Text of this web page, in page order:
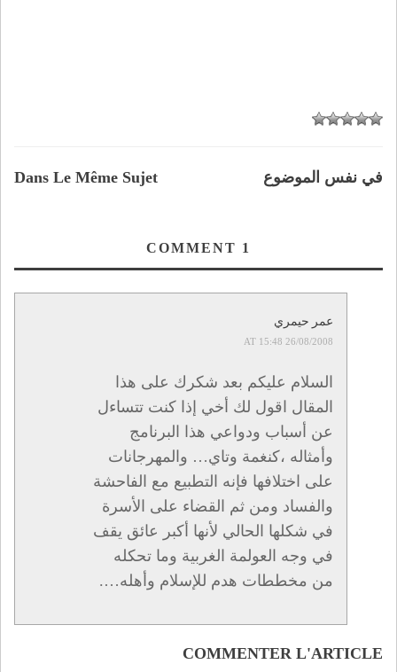
Dans Le Même Sujet في نفس الموضوع
1
عمر حيمري
26/08/2008 AT 15:48
السلام عليكم بعد شكرك على هذا
المقال اقول لك أخي إذا كنت تتساءل
عن أسباب ودواعي هذا البرنامج
وأمثاله ،كنغمة وتاي… والمهرجانات
على اختلافها فإنه التطبيع مع الفاحشة
والفساد ومن ثم القضاء على الأسرة
في شكلها الحالي لأنها أكبر عائق يقف
في وجه العولمة الغربية وما تحكله
من مخططات هدم للإسلام وأهله….
COMMENTER L'ARTICLE